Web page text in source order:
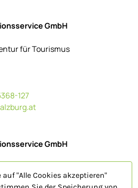
GmbH
für Tourismus
127
GmbH
für Tourismus
auf "Alle Cookies akzeptieren"